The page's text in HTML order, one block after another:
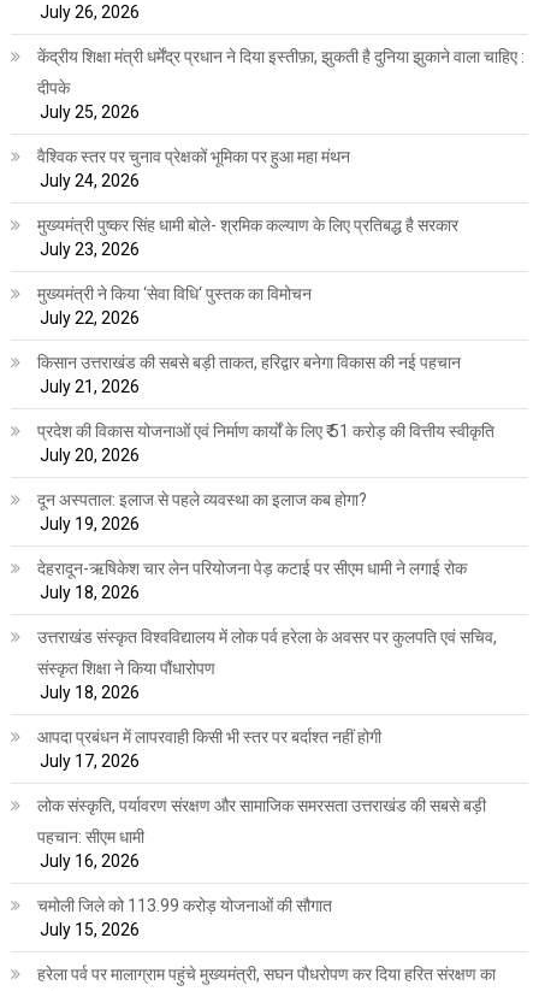
July 26, 2026
केंद्रीय शिक्षा मंत्री धर्मेंद्र प्रधान ने दिया इस्तीफ़ा, झुकती है दुनिया झुकाने वाला चाहिए :
दीपके
July 25, 2026
वैश्विक स्तर पर चुनाव प्रेक्षकों भूमिका पर हुआ महा मंथन
July 24, 2026
मुख्यमंत्री पुष्कर सिंह धामी बोले- श्रमिक कल्याण के लिए प्रतिबद्ध है सरकार
July 23, 2026
मुख्यमंत्री ने किया ‘सेवा विधि‘ पुस्तक का विमोचन
July 22, 2026
किसान उत्तराखंड की सबसे बड़ी ताकत, हरिद्वार बनेगा विकास की नई पहचान
July 21, 2026
प्रदेश की विकास योजनाओं एवं निर्माण कार्यों के लिए ₹ 51 करोड़ की वित्तीय स्वीकृति
July 20, 2026
दून अस्पताल: इलाज से पहले व्यवस्था का इलाज कब होगा?
July 19, 2026
देहरादून-ऋषिकेश चार लेन परियोजना पेड़ कटाई पर सीएम धामी ने लगाई रोक
July 18, 2026
उत्तराखंड संस्कृत विश्वविद्यालय में लोक पर्व हरेला के अवसर पर कुलपति एवं सचिव,
संस्कृत शिक्षा ने किया पौंधारोपण
July 18, 2026
आपदा प्रबंधन में लापरवाही किसी भी स्तर पर बर्दाश्त नहीं होगी
July 17, 2026
लोक संस्कृति, पर्यावरण संरक्षण और सामाजिक समरसता उत्तराखंड की सबसे बड़ी
पहचान: सीएम धामी
July 16, 2026
चमोली जिले को 113.99 करोड़ योजनाओं की सौगात
July 15, 2026
हरेला पर्व पर मालाग्राम पहुंचे मुख्यमंत्री, सघन पौधरोपण कर दिया हरित संरक्षण का